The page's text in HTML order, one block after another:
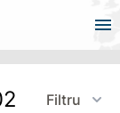
Filtru